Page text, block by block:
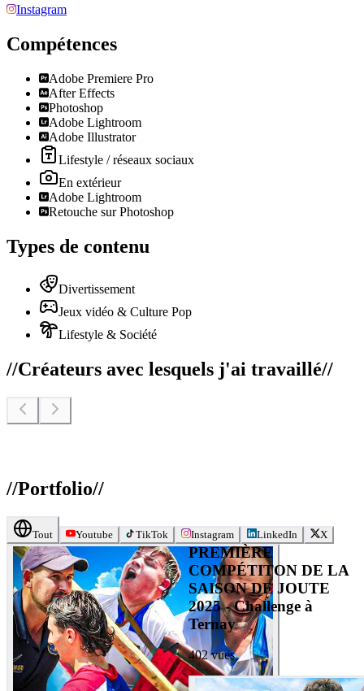
Instagram
Compétences
Adobe Premiere Pro
After Effects
Photoshop
Adobe Lightroom
Adobe Illustrator
Lifestyle / réseaux sociaux
En extérieur
Adobe Lightroom
Retouche sur Photoshop
Types de contenu
Divertissement
Jeux vidéo & Culture Pop
Lifestyle & Société
//Créateurs avec lesquels j'ai travaillé//
//Portfolio//
Tout Youtube TikTok Instagram LinkedIn X
PREMIÈRE
COMPÉTITON DE LA
SAISON DE JOUTE
2025 - Challenge à
Ternay
402 vues